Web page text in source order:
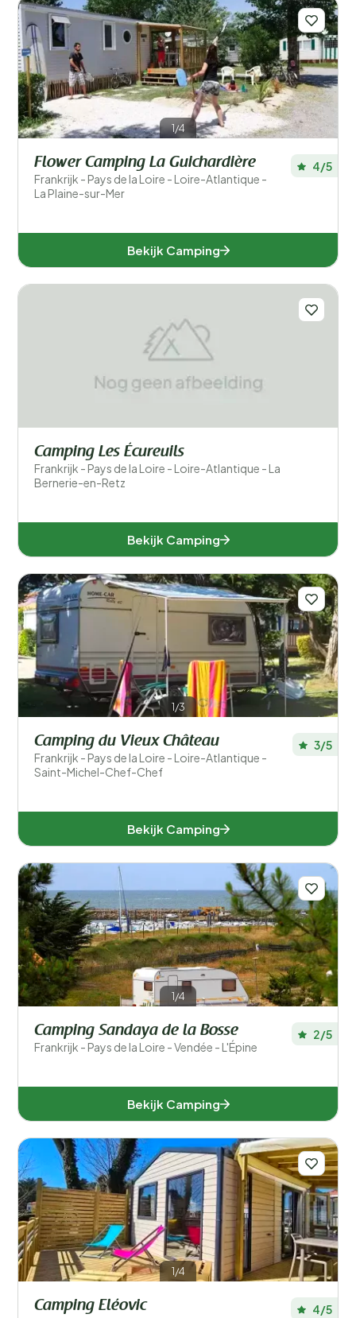
1/4
Flower Camping La Guichardière
Frankrijk - Pays de la Loire - Loire-Atlantique -
La Plaine-sur-Mer
4/5
Bekijk Camping
Camping Les Écureuils
Frankrijk - Pays de la Loire - Loire-Atlantique - La
Bernerie-en-Retz
Bekijk Camping
1/3
Camping du Vieux Château
Frankrijk - Pays de la Loire - Loire-Atlantique -
Saint-Michel-Chef-Chef
3/5
Bekijk Camping
1/4
Camping Sandaya de la Bosse
Frankrijk - Pays de la Loire - Vendée - L'Épine
2/5
Bekijk Camping
1/4
Camping Eléovic 4/5